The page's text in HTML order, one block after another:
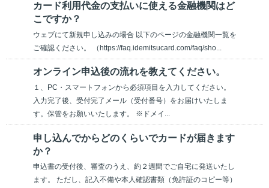
カード利用代金の支払いに使える金融機関はど
こですか？
ウェブにて新規申し込みの場合 以下のページの金融機関一覧を
ご確認ください。 （https://faq.idemitsucard.com/faq/sho...
オンライン申込後の流れを教えてください。
１、PC・スマートフォンから必須項目を入力してください。
入力完了後、受付完了メール（受付番号）をお届けいたしま
す。保管をお願いいたします。 ※ドメイ...
申し込んでからどのくらいでカードが届きます
か？
申込書の受付後、審査のうえ、約２週間でご自宅に発送いたし
ます。 ただし、記入不備や本人確認書類（免許証のコピー等）